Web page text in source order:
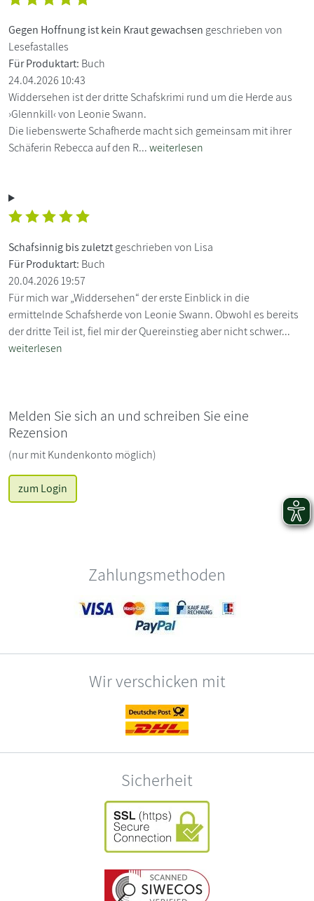
Gegen Hoffnung ist kein Kraut gewachsen geschrieben von
Lesefastalles
Für Produktart: Buch
24.04.2026 10:43
Widdersehen ist der dritte Schafskrimi rund um die Herde aus
›Glennkill‹ von Leonie Swann.
Die liebenswerte Schafherde macht sich gemeinsam mit ihrer
Schäferin Rebecca auf den R...weiterlesen
Schafsinnig bis zuletztgeschrieben von Lisa
Für Produktart: Buch
20.04.2026 19:57
Für mich war „Widdersehen“ der erste Einblick in die
ermittelnde Schafsherde von Leonie Swann. Obwohl es bereits
der dritte Teil ist, fiel mir der Quereinstieg aber nicht schwer...
weiterlesen
Melden Sie sich an und schreiben Sie eine
Rezension
(nur mit Kundenkonto möglich)
zum Login
Zahlungsmethoden
Wir verschicken mit
Sicherheit